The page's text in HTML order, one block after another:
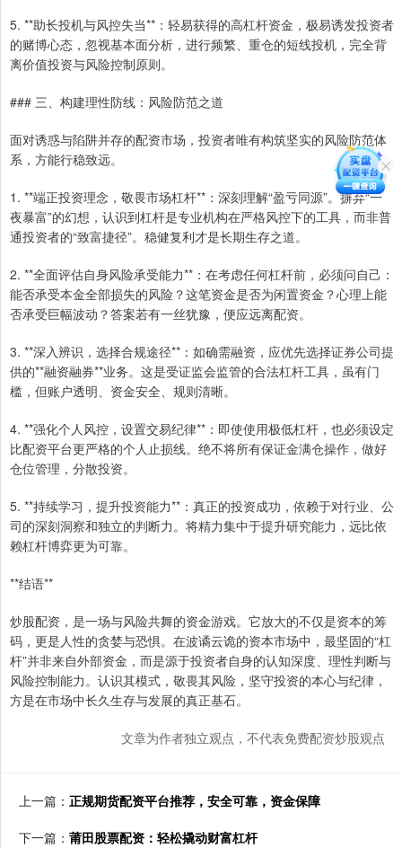
5. **助长投机与风控失当**：轻易获得的高杠杆资金，极易诱发投资者
的赌博心态，忽视基本面分析，进行频繁、重仓的短线投机，完全背
离价值投资与风险控制原则。
### 三、构建理性防线：风险防范之道
面对诱惑与陷阱并存的配资市场，投资者唯有构筑坚实的风险防范体
系，方能行稳致远。
1. **端正投资理念，敬畏市场杠杆**：深刻理解“盈亏同源”。摒弃“一
夜暴富”的幻想，认识到杠杆是专业机构在严格风控下的工具，而非普
通投资者的“致富捷径”。稳健复利才是长期生存之道。
2. **全面评估自身风险承受能力**：在考虑任何杠杆前，必须问自己：
能否承受本金全部损失的风险？这笔资金是否为闲置资金？心理上能
否承受巨幅波动？答案若有一丝犹豫，便应远离配资。
3. **深入辨识，选择合规途径**：如确需融资，应优先选择证券公司提
供的**融资融券**业务。这是受证监会监管的合法杠杆工具，虽有门
槛，但账户透明、资金安全、规则清晰。
4. **强化个人风控，设置交易纪律**：即使使用极低杠杆，也必须设定
比配资平台更严格的个人止损线。绝不将所有保证金满仓操作，做好
仓位管理，分散投资。
5. **持续学习，提升投资能力**：真正的投资成功，依赖于对行业、公
司的深刻洞察和独立的判断力。将精力集中于提升研究能力，远比依
赖杠杆博弈更为可靠。
**结语**
炒股配资，是一场与风险共舞的资金游戏。它放大的不仅是资本的筹
码，更是人性的贪婪与恐惧。在波谲云诡的资本市场中，最坚固的“杠
杆”并非来自外部资金，而是源于投资者自身的认知深度、理性判断与
风险控制能力。认识其模式，敬畏其风险，坚守投资的本心与纪律，
方是在市场中长久生存与发展的真正基石。
文章为作者独立观点，不代表免费配资炒股观点
上一篇： 正规期货配资平台推荐，安全可靠，资金保障
下一篇： 莆田股票配资：轻松撬动财富杠杆